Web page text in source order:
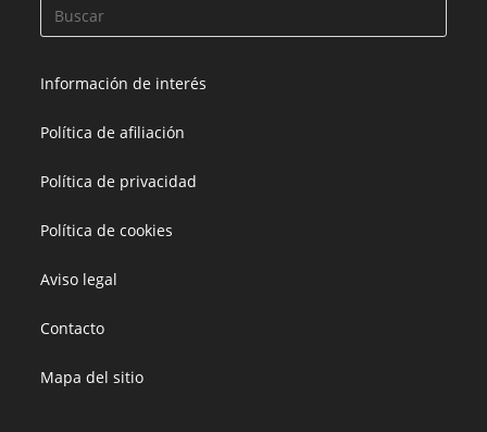
Información de interés
Política de afiliación
Política de privacidad
Política de cookies
Aviso legal
Contacto
Mapa del sitio